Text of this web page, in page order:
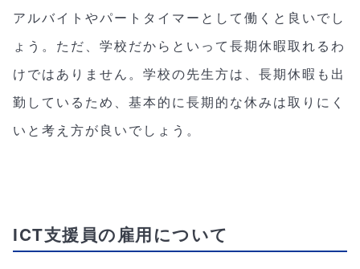
アルバイトやパートタイマーとして働くと良いでし
ょう。ただ、学校だからといって長期休暇取れるわ
けではありません。学校の先生方は、長期休暇も出
勤しているため、基本的に長期的な休みは取りにく
いと考え方が良いでしょう。
ICT支援員の雇用について